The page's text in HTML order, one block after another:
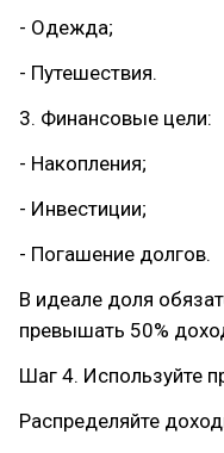
- Одежда;
- Путешествия.
3. Финансовые цели:
- Накопления;
- Инвестиции;
- Погашение долгов.
В идеале доля
превышать 50%
Шаг 4. Используйте
Распределяйте